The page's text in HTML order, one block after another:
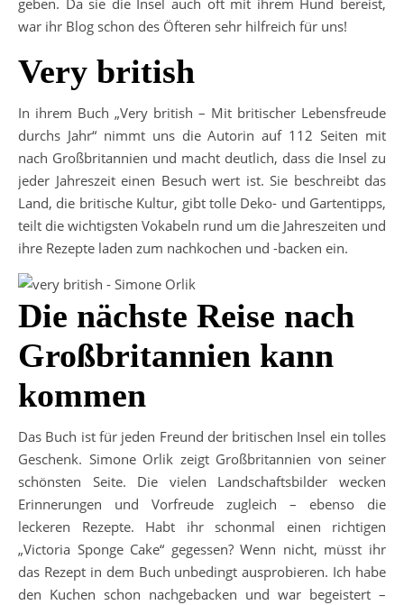
geben. Da sie die Insel auch oft mit ihrem Hund bereist,
war ihr Blog schon des Öfteren sehr hilfreich für uns!
Very british
In ihrem Buch „Very british – Mit britischer Lebensfreude
durchs Jahr“ nimmt uns die Autorin auf 112 Seiten mit
nach Großbritannien und macht deutlich, dass die Insel zu
jeder Jahreszeit einen Besuch wert ist. Sie beschreibt das
Land, die britische Kultur, gibt tolle Deko- und Gartentipps,
teilt die wichtigsten Vokabeln rund um die Jahreszeiten und
ihre Rezepte laden zum nachkochen und -backen ein.
Die nächste Reise nach
Großbritannien kann
kommen
Das Buch ist für jeden Freund der britischen Insel ein tolles
Geschenk. Simone Orlik zeigt Großbritannien von seiner
schönsten Seite. Die vielen Landschaftsbilder wecken
Erinnerungen und Vorfreude zugleich – ebenso die
leckeren Rezepte. Habt ihr schonmal einen richtigen
„Victoria Sponge Cake“ gegessen? Wenn nicht, müsst ihr
das Rezept in dem Buch unbedingt ausprobieren. Ich habe
den Kuchen schon nachgebacken und war begeistert –